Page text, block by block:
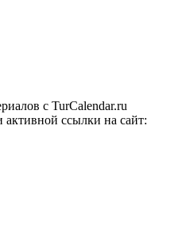
c TurCalendar.ru
ссылки на сайт: